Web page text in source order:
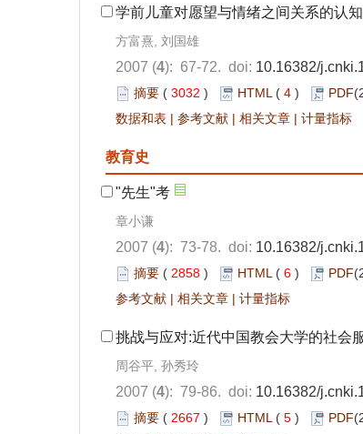
学前儿童对愿望与情绪之间关系的认
方富熹, 刘国雄
2007 (4): 67-72. doi: 10.16382/
摘要 ( 3032 ) HTML ( 4 ) PDF
数据和表 | 参考文献 | 相关文章 | 计量指标
教育史
"先生"考
章小谦
2007 (4): 73-78. doi: 10.16382/
摘要 ( 2858 ) HTML ( 6 ) PDF
参考文献 | 相关文章 | 计量指标
挑战与应对:近代中国教会大学的社会
周谷平, 孙秀玲
2007 (4): 79-86. doi: 10.16382/
摘要 ( 2667 ) HTML ( 5 ) PDF